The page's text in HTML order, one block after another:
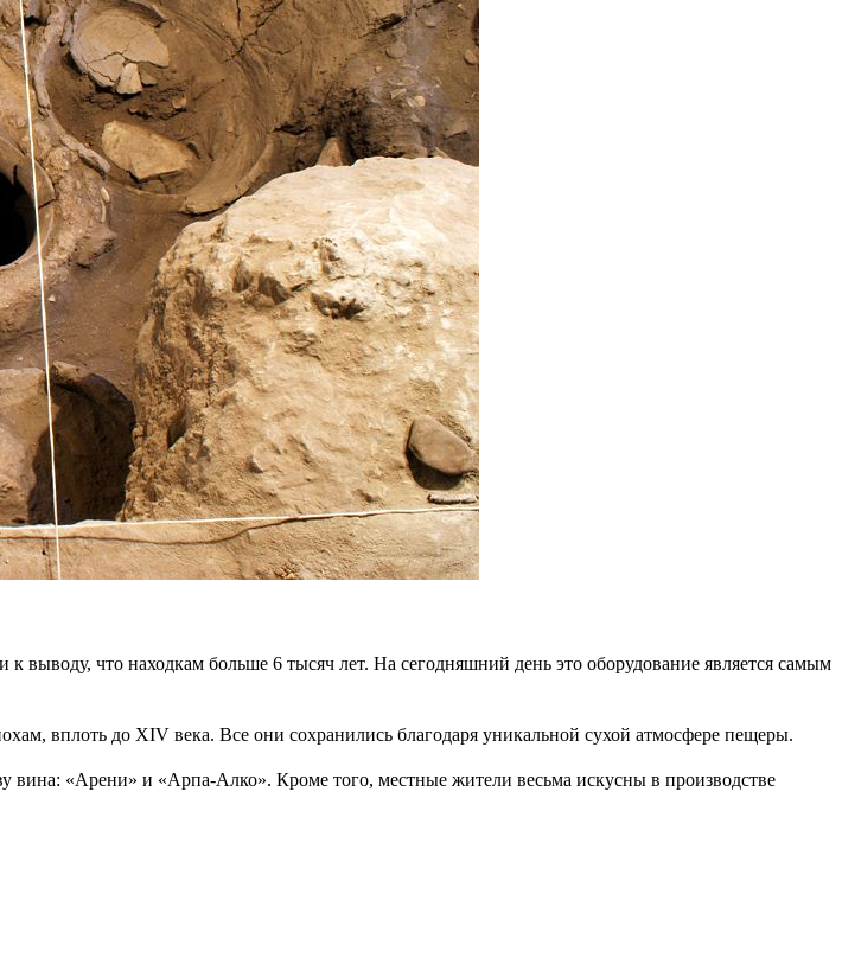
что находкам больше 6 тысяч лет. На сегодняшний день это оборудование является самым
вплоть до XIV века. Все они сохранились благодаря уникальной сухой атмосфере пещеры.
вина: «Арени» и «Арпа-Алко». Кроме того, местные жители весьма искусны в производстве